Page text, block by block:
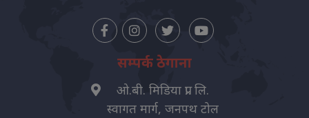
सम्पर्क ठेगाना
ओ.बी. मिडिया प्रा. लि.
स्वागत मार्ग, जनपथ टोल